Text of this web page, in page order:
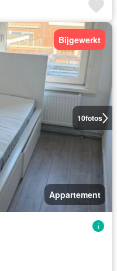
10fotos
Bijgewerkt
Appartement